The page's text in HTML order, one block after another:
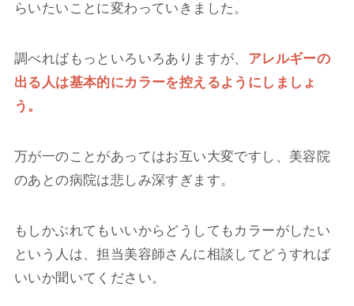
らいたいことに変わっていきました。
調べればもっといろいろありますが、 アレルギーの
出る人は基本的にカラーを控えるようにしましょ
う。
万が一のことがあってはお互い大変ですし、美容院
のあとの病院は悲しみ深すぎます。
もしかぶれてもいいからどうしてもカラーがしたい
という人は、担当美容師さんに相談してどうすれば
いいか聞いてください。